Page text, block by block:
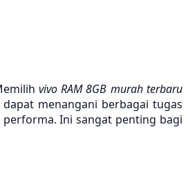
vivo RAM 8GB murah terbaru
menangani berbagai tugas
Ini sangat penting bagi